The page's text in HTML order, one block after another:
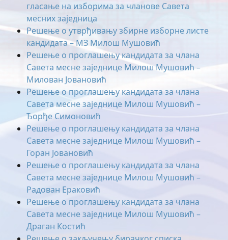
гласање на изборима за чланове Савета
месних заједница
Решење о утврђивању збирне изборне листе
кандидата – МЗ Милош Мушовић
Решење о проглашењу кандидата за члана
Савета месне заједнице Милош Мушовић –
Милован Јовановић
Решење о проглашењу кандидата за члана
Савета месне заједнице Милош Мушовић –
Ђорђе Симоновић
Решење о проглашењу кандидата за члана
Савета месне заједнице Милош Мушовић –
Горан Јовановић
Решење о проглашењу кандидата за члана
Савета месне заједнице Милош Мушовић –
Радован Ераковић
Решење о проглашењу кандидата за члана
Савета месне заједнице Милош Мушовић –
Драган Костић